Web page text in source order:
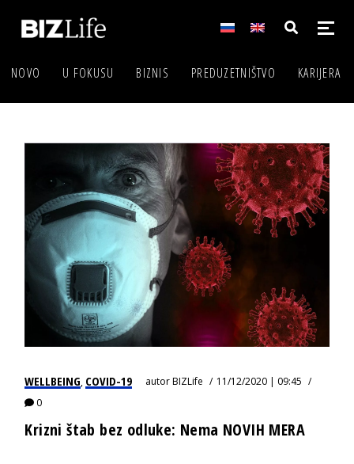
NOVO U FOKUSU BIZNIS PREDUZETNIŠTVO KARIJERA
WELLBEING, COVID-19 autorBIZLife
11/12/2020 | 09:45
0
Krizni štab bez odluke: Nema NOVIH MERA